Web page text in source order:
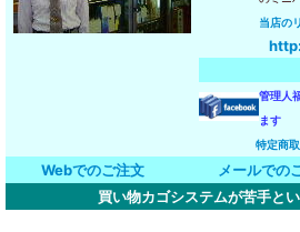
当店の
管理人
ます
特定商
Webでのご注文 メールでの
買い物カゴシステムが苦手と